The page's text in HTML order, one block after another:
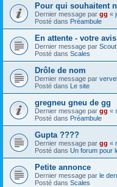
Pour qui souhaitent
Dernier message par gg «
Posté dans Préambule
En attente - votre
Dernier message par Scout
Posté dans Scales
Drôle de nom
Dernier message par
Posté dans Le site
gregneu gneu de gg
Dernier message par gg «
Posté dans Préambule
Gupta ????
Dernier message par gg «
Posté dans Un forum pour
Petite annonce
Dernier message par le
Posté dans Scales